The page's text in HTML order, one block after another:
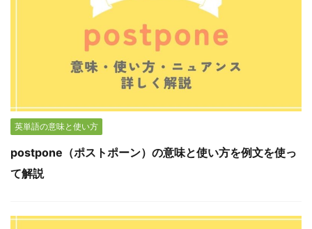
英単語の意味と使い方
postpone（ポストポーン）の意味と使い方を例文を使っ
て解説